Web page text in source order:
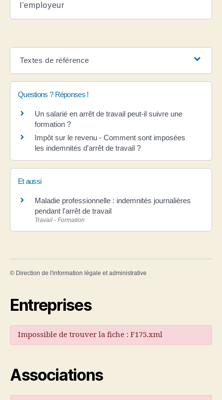
l'employeur
Textes de référence
Questions ? Réponses !
Un salarié en arrêt de travail peut-il suivre une
formation ?
Impôt sur le revenu - Comment sont imposées
les indemnités d'arrêt de travail ?
Et aussi
Maladie professionnelle : indemnités journalières
pendant l'arrêt de travail
Travail - Formation
© Direction de l'information légale et administrative
Entreprises
Impossible de trouver la fiche : F175.xml
Associations